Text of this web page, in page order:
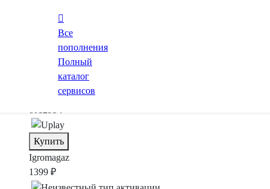
Все
пополнения
Полный
каталог
сервисов
Купить
SteamBuy
Купить
Маркетплейс
Купить
Igromagaz
1399 ₽